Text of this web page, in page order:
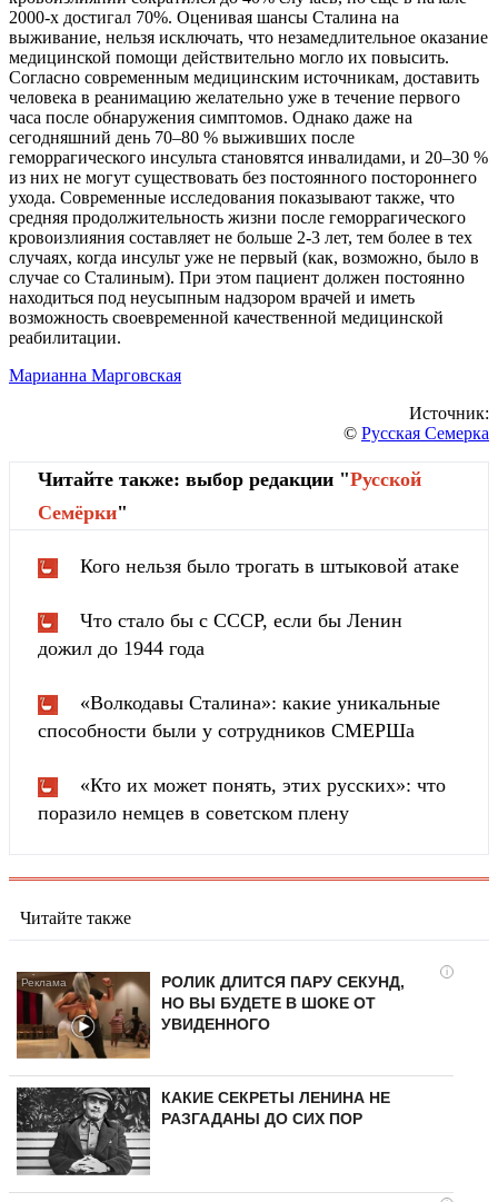
2000-х достигал 70%. Оценивая шансы Сталина на
выживание, нельзя исключать, что незамедлительное оказание
медицинской помощи действительно могло их повысить.
Согласно современным медицинским источникам, доставить
человека в реанимацию желательно уже в течение первого
часа после обнаружения симптомов. Однако даже на
сегодняшний день 70–80 % выживших после
геморрагического инсульта становятся инвалидами, и 20–30 %
из них не могут существовать без постоянного постороннего
ухода. Современные исследования показывают также, что
средняя продолжительность жизни после геморрагического
кровоизлияния составляет не больше 2-3 лет, тем более в тех
случаях, когда инсульт уже не первый (как, возможно, было в
случае со Сталиным). При этом пациент должен постоянно
находиться под неусыпным надзором врачей и иметь
возможность своевременной качественной медицинской
реабилитации.
Марианна Марговская
Источник:
© Русская Семерка
Читайте также: выбор редакции "Русской
Cемёрки"
Кого нельзя было трогать в штыковой атаке
Что стало бы с СССР, если бы Ленин
дожил до 1944 года
«Волкодавы Сталина»: какие уникальные
способности были у сотрудников СМЕРШа
«Кто их может понять, этих русских»: что
поразило немцев в советском плену
Читайте также
i
РОЛИК ДЛИТСЯ ПАРУ СЕКУНД,
НО ВЫ БУДЕТЕ В ШОКЕ ОТ
УВИДЕННОГО
КАКИЕ СЕКРЕТЫ ЛЕНИНА НЕ
РАЗГАДАНЫ ДО СИХ ПОР